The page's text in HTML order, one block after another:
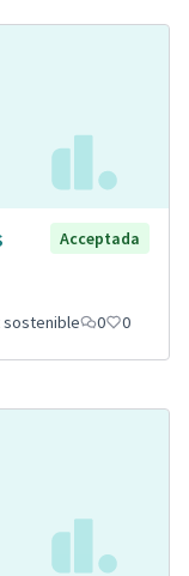
Acceptada
sostenible
0 0